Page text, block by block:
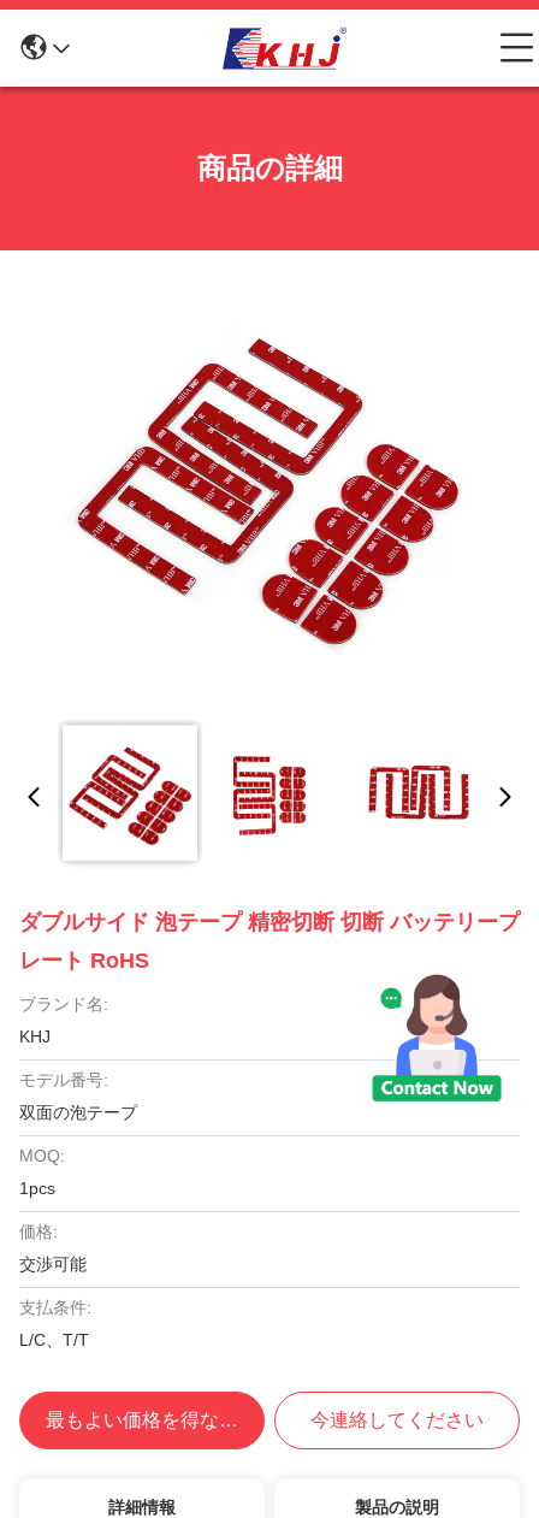
商品の詳細
ダブルサイド 泡テープ 精密切断 切断 バッテリープ
レート RoHS
ブランド名:
KHJ
モデル番号:
双面の泡テープ
MOQ:
1pcs
価格:
交渉可能
支払条件:
L/C、T/T
最もよい価格を得なさい 今連絡してください
詳細情報 製品の説明